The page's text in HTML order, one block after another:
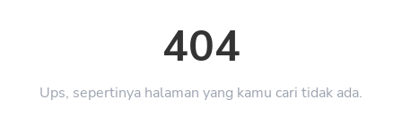
404
Ups, sepertinya halaman yang kamu cari tidak ada.